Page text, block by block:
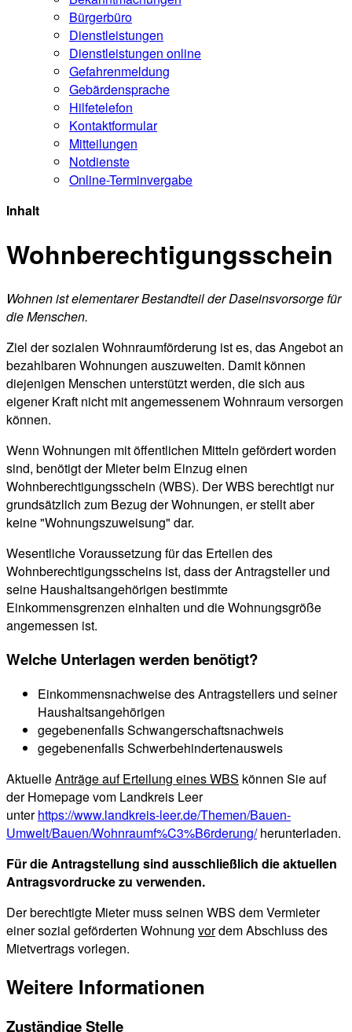
Ansprechpartner
Bekanntmachungen
Bürgerbüro
Dienstleistungen
Dienstleistungen online
Gefahrenmeldung
Gebärdensprache
Hilfetelefon
Kontaktformular
Mitteilungen
Inhalt
Wohnberechtigungsschein
die Menschen.
Ziel der sozialen Wohnraumförderung ist es, das Angebot an
bezahlbaren Wohnungen auszuweiten. Damit können
diejenigen Menschen unterstützt werden, die sich aus
können.
Wenn Wohnungen mit öffentlichen Mitteln gefördert worden
sind, benötigt der Mieter beim Einzug einen
Wohnberechtigungsschein (WBS). Der WBS berechtigt nur
keine "Wohnungszuweisung" dar.
Wesentliche Voraussetzung für das Erteilen des
Wohnberechtigungsscheins ist, dass der Antragsteller und
seine Haushaltsangehörigen bestimmte
angemessen ist.
Welche Unterlagen werden benötigt?
Einkommensnachweise des Antragstellers und seiner
Haushaltsangehörigen
gegebenenfalls Schwerbehindertenausweis
AktuelleAnträge auf Erteilung eines WBSkönnen Sie auf
der Homepage vom Landkreis Leer
Umwelt/Bauen/Wohnraumf%C3%B6rderung/herunterladen.
Antragsvordrucke zu verwenden.
Der berechtigte Mieter muss seinen WBS dem Vermieter
Mietvertrags vorlegen.
Weitere Informationen